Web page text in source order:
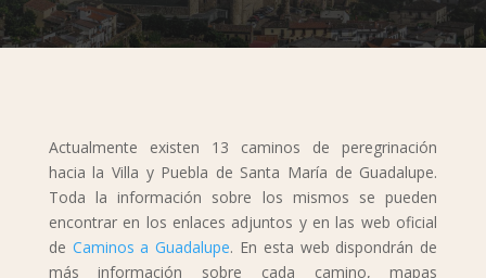
Actualmente existen 13 caminos de peregrinación
hacia la Villa y Puebla de Santa María de Guadalupe.
Toda la información sobre los mismos se pueden
encontrar en los enlaces adjuntos y en las web oficial
de Caminos a Guadalupe. En esta web dispondrán de
más información sobre cada camino, mapas